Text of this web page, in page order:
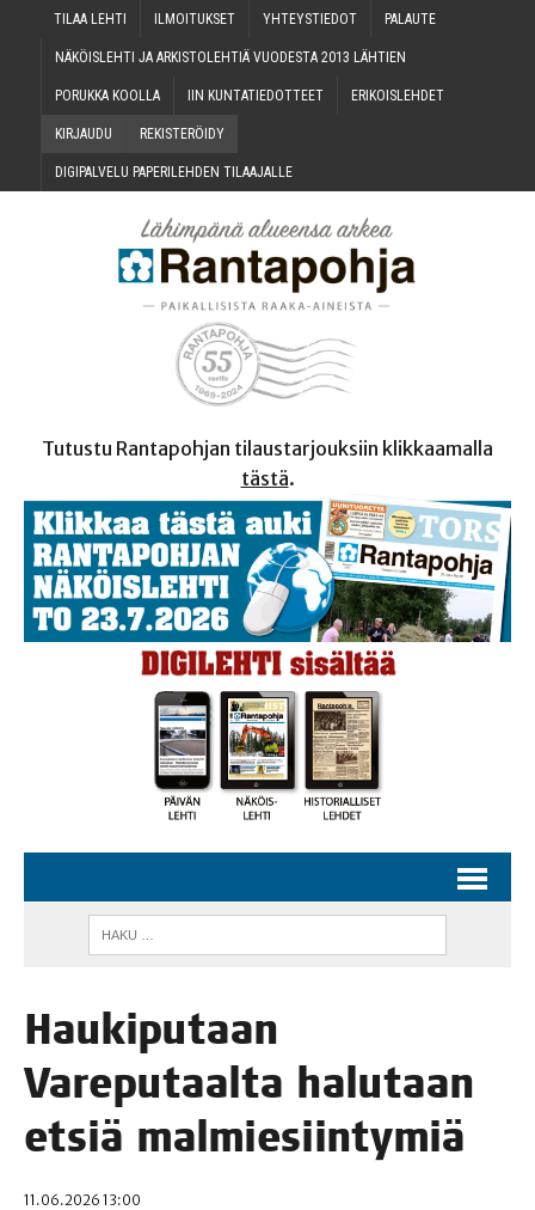
TILAA LEH­TI ILMOI­TUK­SET YHTEYS­TIE­DOT PALAU­TE
NÄKÖIS­LEH­TI JA ARKIS­TO­LEH­TIÄ VUO­DES­TA 2013 LÄHTIEN
PORUK­KA KOOLLA IIN KUN­TA­TIE­DOT­TEET ERI­KOIS­LEH­DET
KIR­JAU­DU REKIS­TE­RÖI­DY
DIGI­PAL­VE­LU PAPE­RI­LEH­DEN TILAAJALLE
Tutustu Rantapohjan tilaustarjouksiin klikkaamalla
tästä.
Hau­ki­pu­taan
Vare­pu­taal­ta halu­taan
etsiä malmiesiintymiä
11.06.2026 13:00